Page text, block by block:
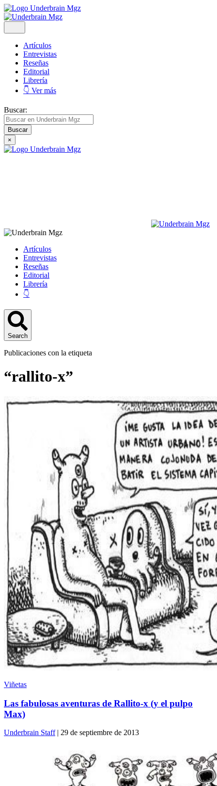
Artículos
Entrevistas
Reseñas
Editorial
Librería
👇 Ver más
Buscar:
×
Artículos
Entrevistas
Reseñas
Editorial
Librería
👇
Search
Publicaciones con la etiqueta
“rallito-x”
Viñetas
Las fabulosas aventuras de Rallito-x (y el pulpo
Max)
Underbrain Staff| 29 de septiembre de 2013